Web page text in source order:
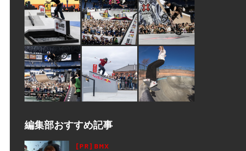
編集部おすすめ記事
[PR] BMX